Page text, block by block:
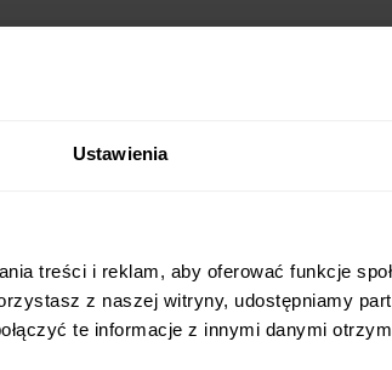
Ustawienia
treści i reklam, aby oferować funkcje
z naszej witryny, udostępniamy
te informacje z innymi danymi